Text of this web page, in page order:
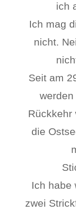
ich
Ich mag
nicht.
Seit am
Rückkehr
die
Ich habe
zwei